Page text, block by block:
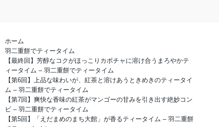
ホーム
羽二重餅でティータイム
【最終回】芳醇なコクがほっこりカボチャに溶け合うまろやかテ
ィータイム – 羽二重餅でティータイム
【第6回】上品な味わいが、紅茶と溶けあうときめきのティータイ
ム – 羽二重餅でティータイム
【第7回】爽快な香味の紅茶がマンゴーの甘みを引き出す絶妙コン
ビ – 羽二重餅でティータイム
【第5回】「えだまめのまち大館」が香るティータイム – 羽二重餅